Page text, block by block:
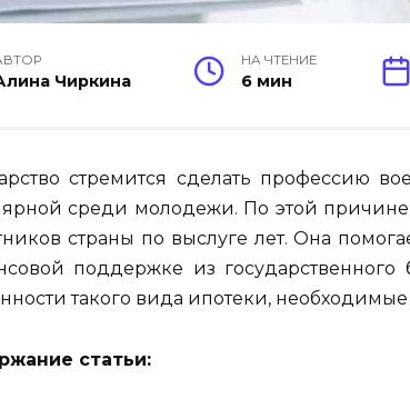
Чиркина
НА ЧТЕНИЕ
6 мин
стремится сделать профессию
среди молодежи. По этой
страны по выслуге лет. Она
поддержке из государственного
такого вида ипотеки,
статьи: